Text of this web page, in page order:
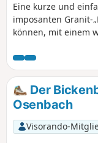
Eine kurze und
imposanten Granit-
können, mit einem
des Petit Ballon.
Der
Osenbach
Visorando-